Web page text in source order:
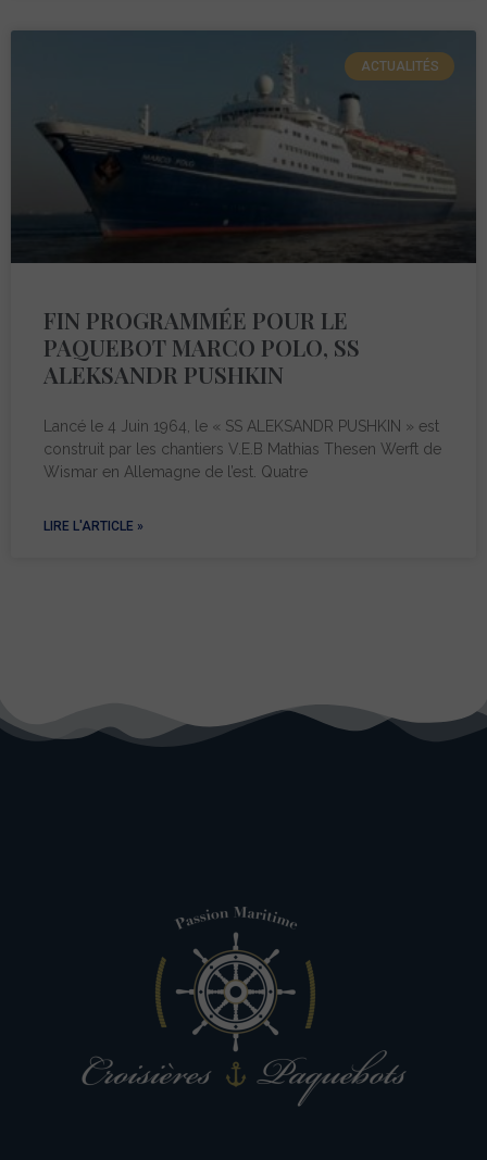
ACTUALITÉS
FIN PROGRAMMÉE POUR LE
PAQUEBOT MARCO POLO, SS
ALEKSANDR PUSHKIN
Lancé le 4 Juin 1964, le « SS ALEKSANDR PUSHKIN » est
construit par les chantiers V.E.B Mathias Thesen Werft de
Wismar en Allemagne de l’est. Quatre
LIRE L'ARTICLE »